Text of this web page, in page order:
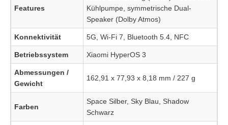
Features
Kühlpumpe, symmetrische Dual-
Speaker (Dolby Atmos)
Konnektivität 5G, Wi-Fi 7, Bluetooth 5.4, NFC
Betriebssystem Xiaomi HyperOS 3
Abmessungen /
Gewicht
162,91 x 77,93 x 8,18 mm / 227 g
Farben
Space Silber, Sky Blau, Shadow
Schwarz